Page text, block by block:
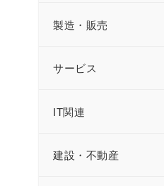
製造・販売
サービス
IT関連
建設・不動産